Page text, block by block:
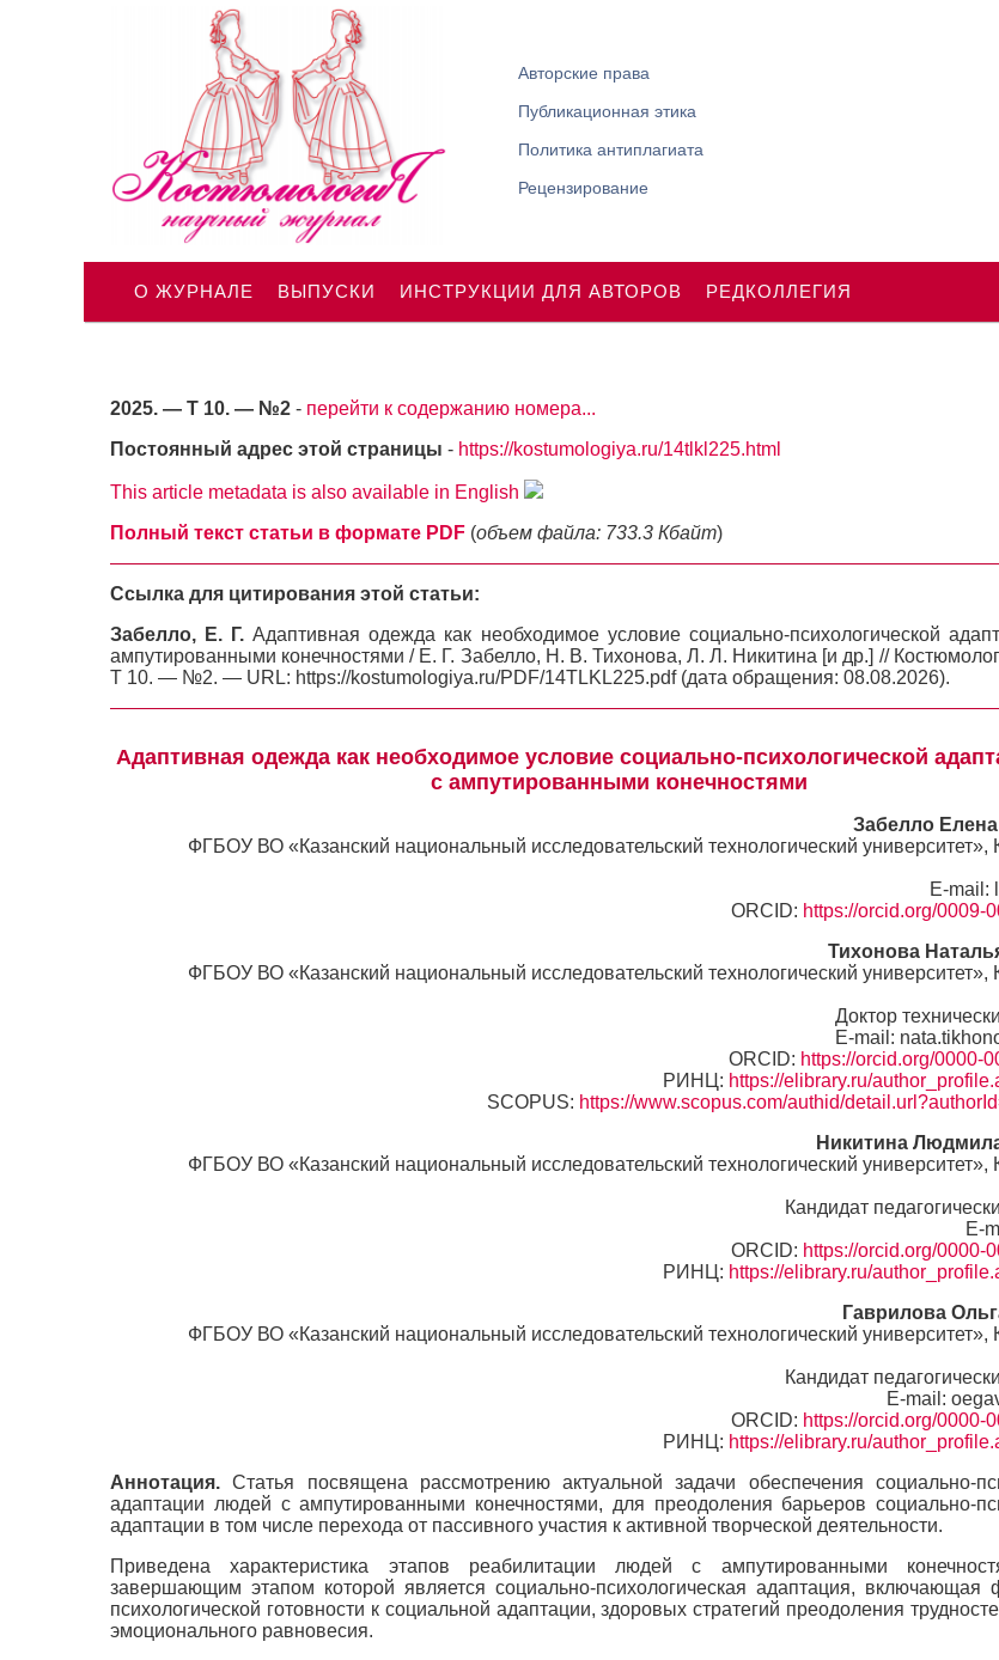
Авторские права
Публикационная этика
Политика антиплагиата
Рецензирование
О ЖУРНАЛЕ ВЫПУСКИ ИНСТРУКЦИИ ДЛЯ АВТОРОВ РЕДКОЛЛЕГИЯ
2025. — Т 10. — №2 - перейти к содержанию номера...
Постоянный адрес этой страницы - https://kostumologiya.ru/14tlkl225.html
This article metadata is also available in English
Полный текст статьи в формате PDF (объем файла: 733.3 Кбайт)
Ссылка для цитирования этой статьи:
Забелло, Е. Г. Адаптивная одежда как необходимое условие социально-психологической
ампутированными конечностями / Е. Г. Забелло, Н. В. Тихонова, Л. Л. Никитина [и др.] //
Т 10. — №2. — URL: https://kostumologiya.ru/PDF/14TLKL225.pdf (дата обращения: 08.08.2026).
Адаптивная одежда как необходимое условие социально-психологической
с ампутированными конечностями
Забелло
ФГБОУ ВО «Казанский национальный исследовательский технологический университет»,
E-mail:
ORCID: https://orcid.org/0009-
Тихонова
ФГБОУ ВО «Казанский национальный исследовательский технологический университет»,
Доктор
E-mail:
ORCID: https://orcid.org/0000-
РИНЦ: https://elibrary.ru/
SCOPUS: https://www.scopus.com/authid/
Никитина
ФГБОУ ВО «Казанский национальный исследовательский технологический университет»,
Кандидат
E-
ORCID: https://orcid.org/0000-
РИНЦ: https://elibrary.ru/
Гаврилова
ФГБОУ ВО «Казанский национальный исследовательский технологический университет»,
Кандидат
E-mail:
ORCID: https://orcid.org/0000-
РИНЦ: https://elibrary.ru/
Аннотация. Статья посвящена рассмотрению актуальной задачи обеспечения социально-
адаптации людей с ампутированными конечностями, для преодоления барьеров социально-
адаптации в том числе перехода от пассивного участия к активной творческой деятельности.
Приведена характеристика этапов реабилитации людей с ампутированными
завершающим этапом которой является социально-психологическая адаптация, включающая
психологической готовности к социальной адаптации, здоровых стратегий преодоления
эмоционального равновесия.